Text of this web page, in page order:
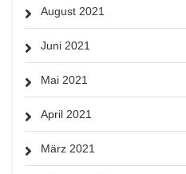
August 2021
Juni 2021
Mai 2021
April 2021
März 2021